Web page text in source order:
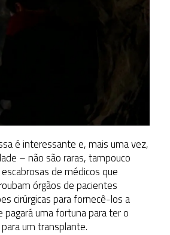
é interessante e, mais uma vez,
– não são raras, tampouco
de médicos que
órgãos de pacientes
cirúrgicas para fornecê-los a
uma fortuna para ter o
um transplante.